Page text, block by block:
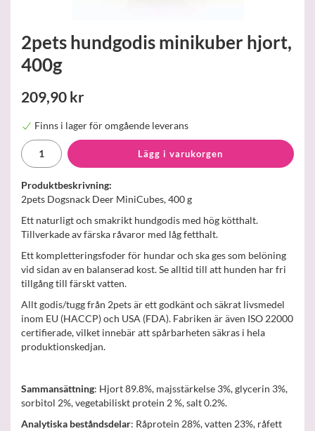
2pets hundgodis minikuber hjort,
400g
209,90 kr
Finns i lager för omgående leverans
Lägg i varukorgen
Produktbeskrivning:
2pets Dogsnack Deer MiniCubes, 400 g
Ett naturligt och smakrikt hundgodis med hög kötthalt.
Tillverkade av färska råvaror med låg fetthalt.
Ett kompletteringsfoder för hundar och ska ges som belöning
vid sidan av en balanserad kost. Se alltid till att hunden har fri
tillgång till färskt vatten.
Allt godis/tugg från 2pets är ett godkänt och säkrat livsmedel
inom EU (HACCP) och USA (FDA). Fabriken är även ISO 22000
certifierade, vilket innebär att spårbarheten säkras i hela
produktionskedjan.
Sammansättning: Hjort 89.8%, majsstärkelse 3%, glycerin 3%,
sorbitol 2%, vegetabiliskt protein 2 %, salt 0.2%.
Analytiska beståndsdelar: Råprotein 28%, vatten 23%, råfett